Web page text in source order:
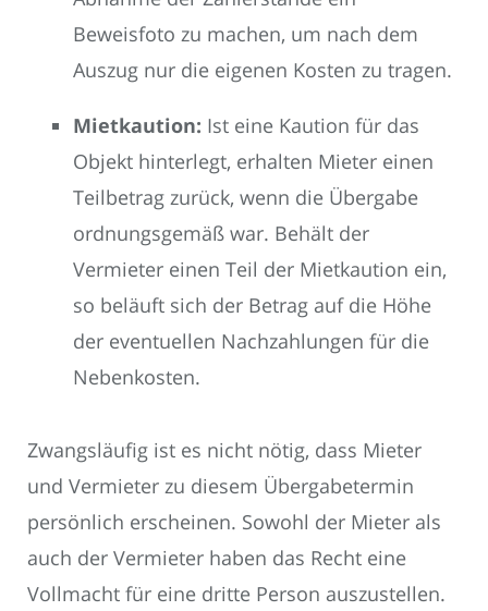
Beweisfoto zu machen, um nach dem
Auszug nur die eigenen Kosten zu tragen.
Mietkaution: Ist eine Kaution für das
Objekt hinterlegt, erhalten Mieter einen
Teilbetrag zurück, wenn die Übergabe
ordnungsgemäß war. Behält der
Vermieter einen Teil der Mietkaution ein,
so beläuft sich der Betrag auf die Höhe
der eventuellen Nachzahlungen für die
Nebenkosten.
Zwangsläufig ist es nicht nötig, dass Mieter
und Vermieter zu diesem Übergabetermin
persönlich erscheinen. Sowohl der Mieter als
auch der Vermieter haben das Recht eine
Vollmacht für eine dritte Person auszustellen.